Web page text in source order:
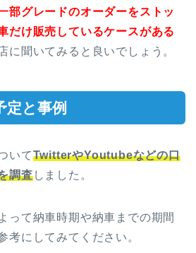
部グレードのオーダーをストッ
だけ販売しているケースがある
に聞いてみると良いでしょう。
定と事例
いてTwitterやYoutubeなどの口
調査しました。
って納車時期や納車までの期間
考にしてみてください。